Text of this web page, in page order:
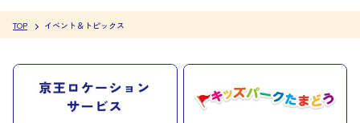
TOP イベント＆トピックス